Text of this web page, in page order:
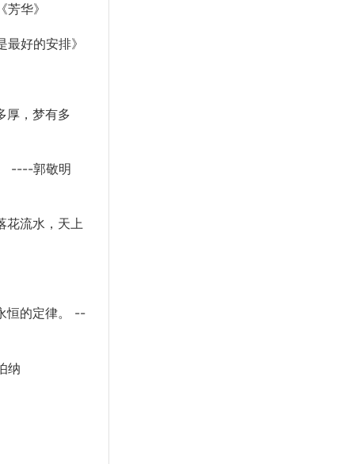
芳华》
好的安排》
，梦有多
----郭敬明
流水，天上
恒的定律。 --
纳